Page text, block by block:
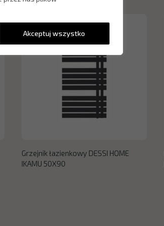
Akceptuj wszystko
Grzejnik łazienkowy DESSI HOME
IKAMU 50X90